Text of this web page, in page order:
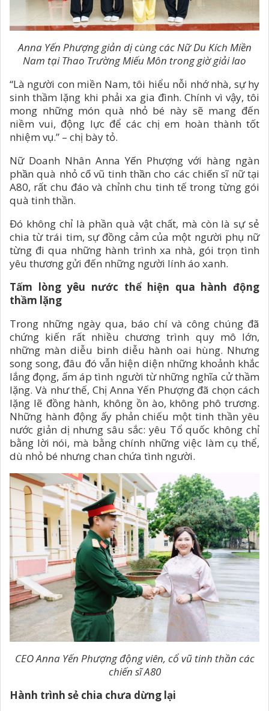
Anna Yến Phượng giản dị cùng các Nữ Du Kích Miền
Nam tại Thao Trường Miếu Môn trong giờ giải lao
“Là người con miền Nam, tôi hiểu nỗi nhớ nhà, sự hy
sinh thầm lặng khi phải xa gia đình. Chính vì vậy, tôi
mong những món quà nhỏ bé này sẽ mang đến
niềm vui, động lực để các chị em hoàn thành tốt
nhiệm vụ.” – chị bày tỏ.
Nữ Doanh Nhân Anna Yến Phượng với hàng ngàn
phần quà nhỏ cổ vũ tinh thần cho các chiến sĩ nữ tại
A80, rất chu đáo và chỉnh chu tinh tế trong từng gói
quà tinh thần.
Đó không chỉ là phần quà vật chất, mà còn là sự sẻ
chia từ trái tim, sự đồng cảm của một người phụ nữ
từng đi qua những hành trình xa nhà, gói trọn tình
yêu thương gửi đến những người lính áo xanh.
Tấm lòng yêu nước thể hiện qua hành động
thầm lặng
Trong những ngày qua, báo chí và công chúng đã
chứng kiến rất nhiều chương trình quy mô lớn,
những màn diễu binh diễu hành oai hùng. Nhưng
song song, đâu đó vẫn hiện diện những khoảnh khắc
lắng đọng, ấm áp tình người từ những nghĩa cử thầm
lặng. Và như thế, Chị Anna Yến Phượng đã chọn cách
lặng lẽ đồng hành, không ồn ào, không phô trương.
Những hành động ấy phản chiếu một tinh thần yêu
nước giản dị nhưng sâu sắc: yêu Tổ quốc không chỉ
bằng lời nói, mà bằng chính những việc làm cụ thể,
dù nhỏ bé nhưng chan chứa tình người.
CEO Anna Yến Phượng động viên, cổ vũ tinh thần các
chiến sĩ A80
Hành trình sẻ chia chưa dừng lại